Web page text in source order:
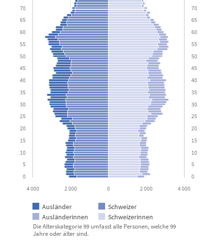
The chart has 1 Y axis displaying values. Data ranges from -3367
Die Alterskategorie 99 umfasst alle Personen, welche 99
Jahre oder älter sind.
Ausländer
Schweizer
Ausländerinnen
Schweizerinnen
4 000 2 000 0 2 000 4 000
0
5
10
15
20
25
30
35
40
45
50
55
60
65
70
0
5
10
15
20
25
30
35
40
45
50
55
60
65
70